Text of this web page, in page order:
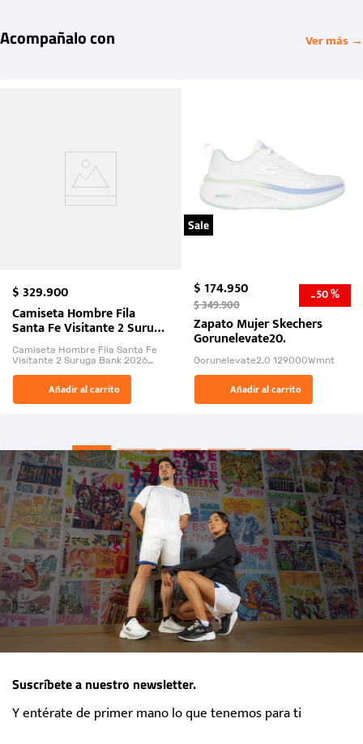
Acompañalo con Ver más →
$329.900
Camiseta Hombre Fila
Santa Fe Visitante 2 Suruga
Bank 2026
Camiseta Hombre Fila Santa Fe
Visitante 2 Suruga Bank 2026
El Rugido del Sol Naciente:
“Primeros para la Et...
Añadir al carrito
Sale
$174.950
$349.900 -50 %
Zapato Mujer Skechers
Gorunelevate20.
Gorunelevate2.0 129000Wmnt
Añadir al carrito
Suscríbete a nuestro newsletter.
Y entérate de primer mano lo que tenemos para ti